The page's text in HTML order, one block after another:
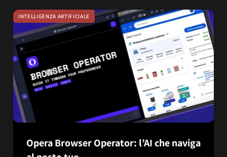
INTELLIGENZA ARTIFICIALE
Opera Browser Operator: l’AI che naviga